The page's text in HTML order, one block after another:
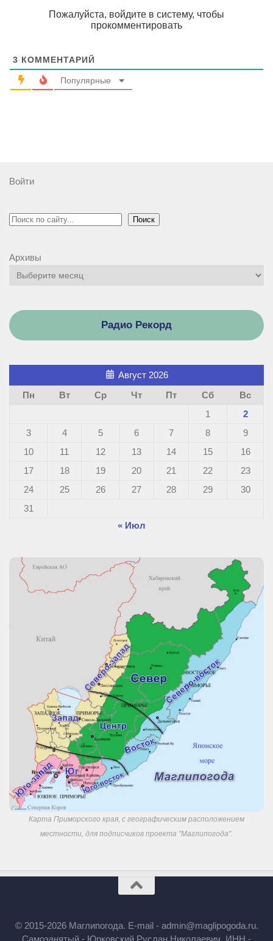
Пожалуйста, войдите в систему, чтобы
прокомментировать
3 КОММЕНТАРИЙ
Популярные
Войти
Поиск Поиск
Архивы
Радио Рекорд
Август 2026
Пн
Вт Ср Чт Пт Сб
Вс
1
2
3
4 5 6 7 8
9
10
11 12 13 14 15
16
17
18 19 20 21 22
23
24
25 26 27 28 29
30
31
« Июл
Карта Приморского края, с географическим расположением
местности, для подписчиков проекта "Маглипогода".
© 2015-2026 Маглипогода. E-mail - admin@maglipogoda.ru.